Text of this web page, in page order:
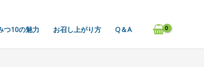
つ10の魅力 お召し上がり方 Q＆A